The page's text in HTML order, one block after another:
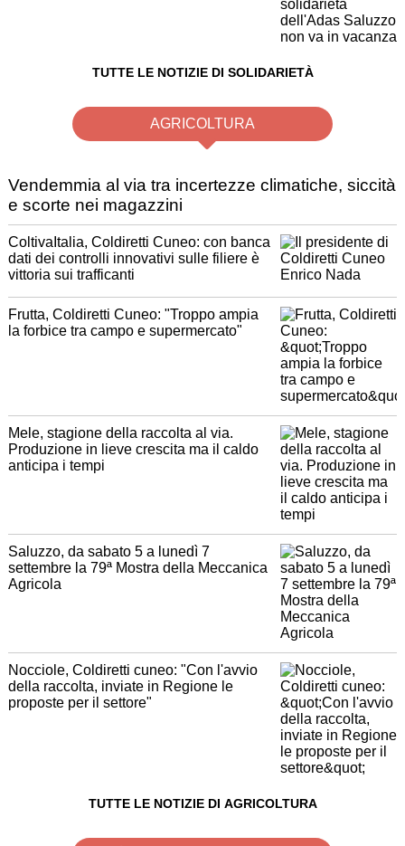
TUTTE LE NOTIZIE DI SOLIDARIETÀ
AGRICOLTURA
Vendemmia al via tra incertezze climatiche, siccità
e scorte nei magazzini
ColtivaItalia, Coldiretti Cuneo: con banca
dati dei controlli innovativi sulle filiere è
vittoria sui trafficanti
Frutta, Coldiretti Cuneo: "Troppo ampia
la forbice tra campo e supermercato"
Mele, stagione della raccolta al via.
Produzione in lieve crescita ma il caldo
anticipa i tempi
Saluzzo, da sabato 5 a lunedì 7
settembre la 79ª Mostra della Meccanica
Agricola
Nocciole, Coldiretti cuneo: "Con l'avvio
della raccolta, inviate in Regione le
proposte per il settore"
TUTTE LE NOTIZIE DI AGRICOLTURA